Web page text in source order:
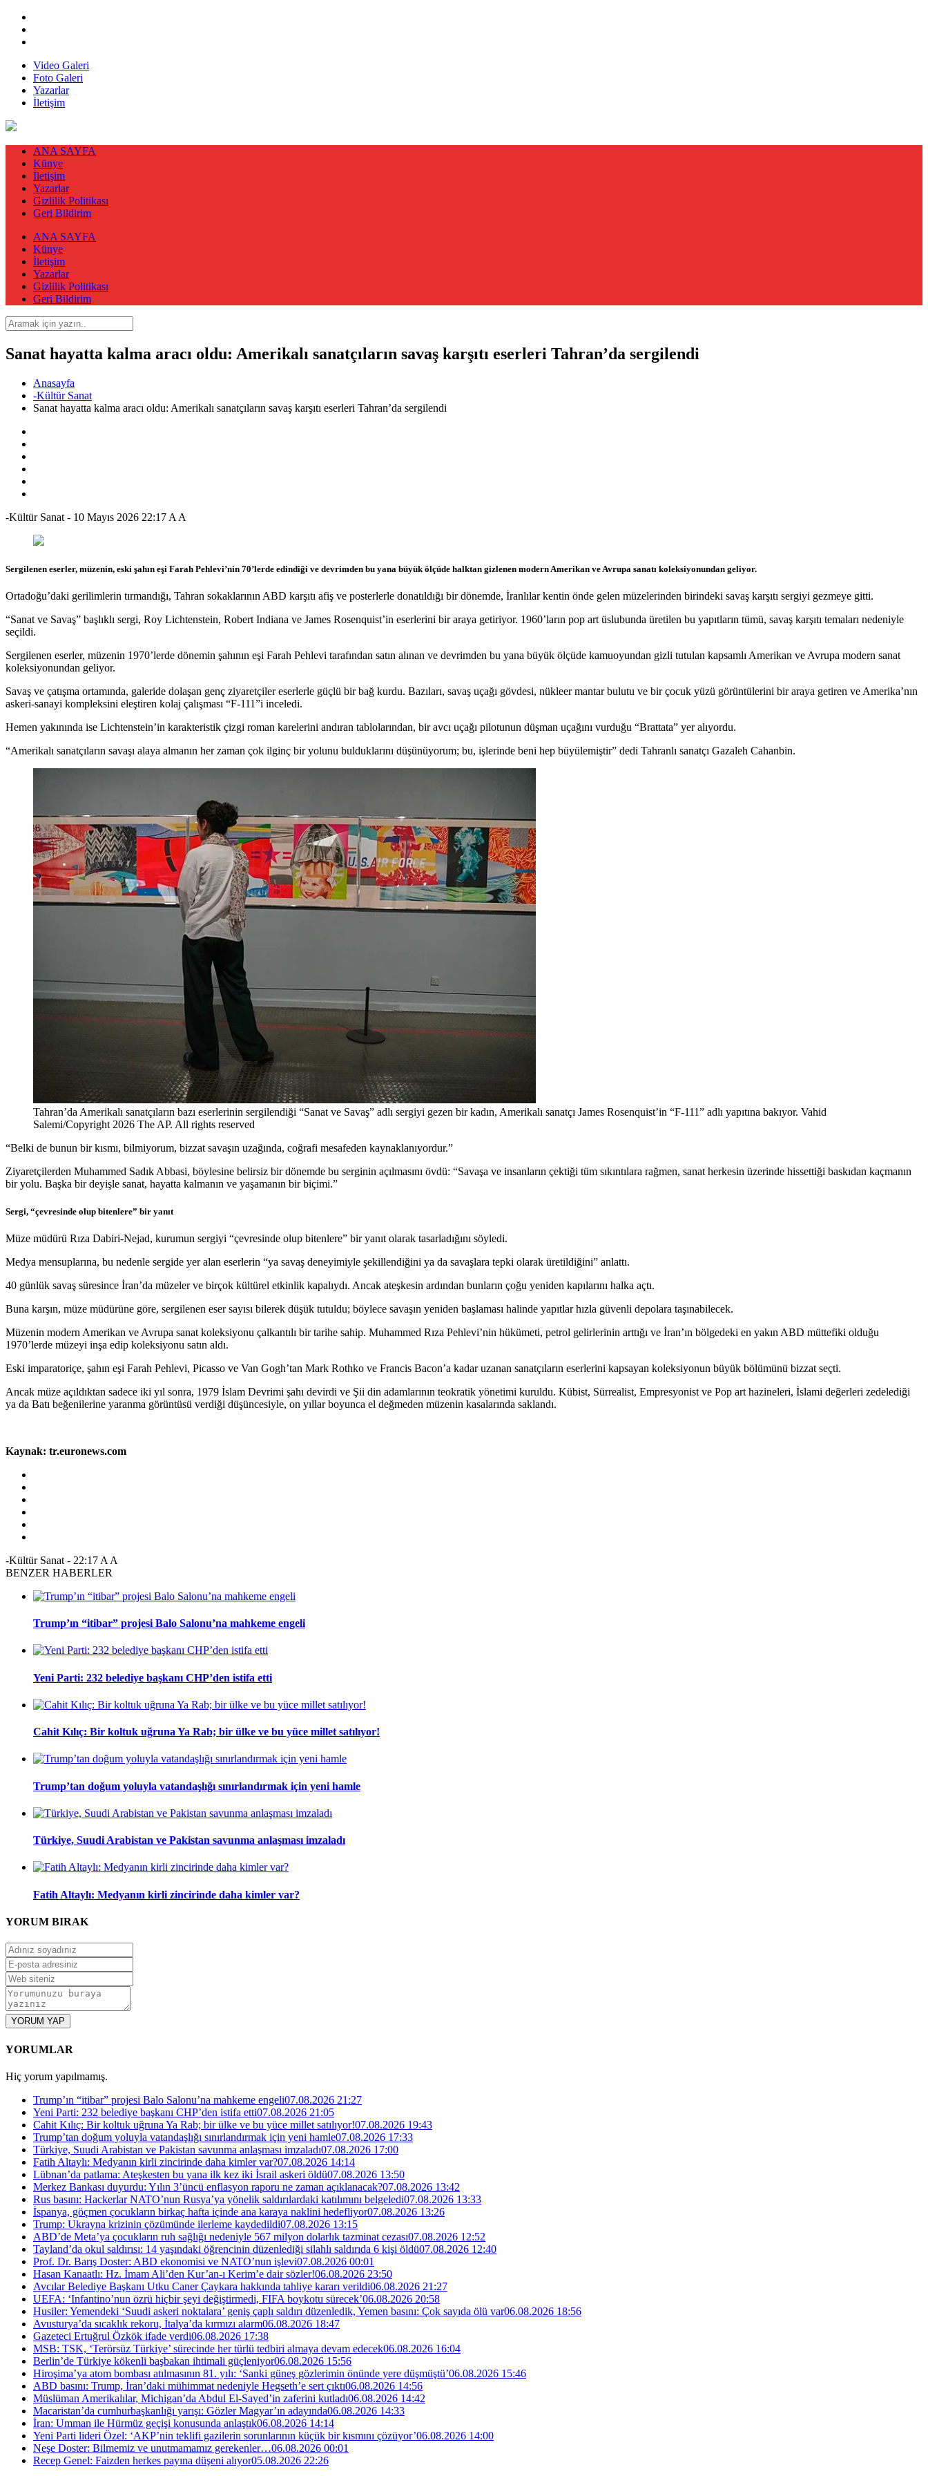
Video Galeri
Foto Galeri
Yazarlar
İletişim
ANA SAYFA
Künye
İletişim
Yazarlar
Gizlilik Politikası
Geri Bildirim
ANA SAYFA
Künye
İletişim
Yazarlar
Gizlilik Politikası
Geri Bildirim
Sanat hayatta kalma aracı oldu: Amerikalı sanatçıların savaş karşıtı eserleri Tahran’da sergilendi
Anasayfa
-Kültür Sanat
Sanat hayatta kalma aracı oldu: Amerikalı sanatçıların savaş karşıtı eserleri Tahran’da sergilendi
-Kültür Sanat - 10 Mayıs 2026 22:17 A A
Sergilenen eserler, müzenin, eski şahın eşi Farah Pehlevi’nin 70’lerde edindiği ve devrimden bu yana büyük ölçüde halktan gizlenen modern Amerikan ve Avrupa sanatı koleksiyonundan geliyor.
Ortadoğu’daki gerilimlerin tırmandığı, Tahran sokaklarının ABD karşıtı afiş ve posterlerle donatıldığı bir dönemde, İranlılar kentin önde gelen müzelerinden birindeki savaş karşıtı sergiyi gezmeye gitti.
“Sanat ve Savaş” başlıklı sergi, Roy Lichtenstein, Robert Indiana ve James Rosenquist’in eserlerini bir araya getiriyor. 1960’ların pop art üslubunda üretilen bu yapıtların tümü, savaş karşıtı temaları nedeniyle
seçildi.
Sergilenen eserler, müzenin 1970’lerde dönemin şahının eşi Farah Pehlevi tarafından satın alınan ve devrimden bu yana büyük ölçüde kamuoyundan gizli tutulan kapsamlı Amerikan ve Avrupa modern sanat
koleksiyonundan geliyor.
Savaş ve çatışma ortamında, galeride dolaşan genç ziyaretçiler eserlerle güçlü bir bağ kurdu. Bazıları, savaş uçağı gövdesi, nükleer mantar bulutu ve bir çocuk yüzü görüntülerini bir araya getiren ve Amerika’nın
askeri-sanayi kompleksini eleştiren kolaj çalışması “F-111”i inceledi.
Hemen yakınında ise Lichtenstein’in karakteristik çizgi roman karelerini andıran tablolarından, bir avcı uçağı pilotunun düşman uçağını vurduğu “Brattata” yer alıyordu.
“Amerikalı sanatçıların savaşı alaya almanın her zaman çok ilginç bir yolunu bulduklarını düşünüyorum; bu, işlerinde beni hep büyülemiştir” dedi Tahranlı sanatçı Gazaleh Cahanbin.
Tahran’da Amerikalı sanatçıların bazı eserlerinin sergilendiği “Sanat ve Savaş” adlı sergiyi gezen bir kadın, Amerikalı sanatçı James Rosenquist’in “F-111” adlı yapıtına bakıyor. Vahid
Salemi/Copyright 2026 The AP. All rights reserved
“Belki de bunun bir kısmı, bilmiyorum, bizzat savaşın uzağında, coğrafi mesafeden kaynaklanıyordur.”
Ziyaretçilerden Muhammed Sadık Abbasi, böylesine belirsiz bir dönemde bu serginin açılmasını övdü: “Savaşa ve insanların çektiği tüm sıkıntılara rağmen, sanat herkesin üzerinde hissettiği baskıdan kaçmanın
bir yolu. Başka bir deyişle sanat, hayatta kalmanın ve yaşamanın bir biçimi.”
Sergi, “çevresinde olup bitenlere” bir yanıt
Müze müdürü Rıza Dabiri-Nejad, kurumun sergiyi “çevresinde olup bitenlere” bir yanıt olarak tasarladığını söyledi.
Medya mensuplarına, bu nedenle sergide yer alan eserlerin “ya savaş deneyimiyle şekillendiğini ya da savaşlara tepki olarak üretildiğini” anlattı.
40 günlük savaş süresince İran’da müzeler ve birçok kültürel etkinlik kapalıydı. Ancak ateşkesin ardından bunların çoğu yeniden kapılarını halka açtı.
Buna karşın, müze müdürüne göre, sergilenen eser sayısı bilerek düşük tutuldu; böylece savaşın yeniden başlaması halinde yapıtlar hızla güvenli depolara taşınabilecek.
Müzenin modern Amerikan ve Avrupa sanat koleksiyonu çalkantılı bir tarihe sahip. Muhammed Rıza Pehlevi’nin hükümeti, petrol gelirlerinin arttığı ve İran’ın bölgedeki en yakın ABD müttefiki olduğu
1970’lerde müzeyi inşa edip koleksiyonu satın aldı.
Eski imparatoriçe, şahın eşi Farah Pehlevi, Picasso ve Van Gogh’tan Mark Rothko ve Francis Bacon’a kadar uzanan sanatçıların eserlerini kapsayan koleksiyonun büyük bölümünü bizzat seçti.
Ancak müze açıldıktan sadece iki yıl sonra, 1979 İslam Devrimi şahı devirdi ve Şii din adamlarının teokratik yönetimi kuruldu. Kübist, Sürrealist, Empresyonist ve Pop art hazineleri, İslami değerleri zedelediği
ya da Batı beğenilerine yaranma görüntüsü verdiği düşüncesiyle, on yıllar boyunca el değmeden müzenin kasalarında saklandı.
Kaynak: tr.euronews.com
-Kültür Sanat - 22:17 A A
BENZER HABERLER
Trump’ın “itibar” projesi Balo Salonu’na mahkeme engeli
Yeni Parti: 232 belediye başkanı CHP’den istifa etti
Cahit Kılıç: Bir koltuk uğruna Ya Rab; bir ülke ve bu yüce millet satılıyor!
Trump’tan doğum yoluyla vatandaşlığı sınırlandırmak için yeni hamle
Türkiye, Suudi Arabistan ve Pakistan savunma anlaşması imzaladı
Fatih Altaylı: Medyanın kirli zincirinde daha kimler var?
YORUM BIRAK
YORUM YAP
YORUMLAR
Hiç yorum yapılmamış.
Trump’ın “itibar” projesi Balo Salonu’na mahkeme engeli07.08.2026 21:27
Yeni Parti: 232 belediye başkanı CHP’den istifa etti07.08.2026 21:05
Cahit Kılıç: Bir koltuk uğruna Ya Rab; bir ülke ve bu yüce millet satılıyor!07.08.2026 19:43
Trump’tan doğum yoluyla vatandaşlığı sınırlandırmak için yeni hamle07.08.2026 17:33
Türkiye, Suudi Arabistan ve Pakistan savunma anlaşması imzaladı07.08.2026 17:00
Fatih Altaylı: Medyanın kirli zincirinde daha kimler var?07.08.2026 14:14
Lübnan’da patlama: Ateşkesten bu yana ilk kez iki İsrail askeri öldü07.08.2026 13:50
Merkez Bankası duyurdu: Yılın 3’üncü enflasyon raporu ne zaman açıklanacak?07.08.2026 13:42
Rus basını: Hackerlar NATO’nun Rusya’ya yönelik saldırılardaki katılımını belgeledi07.08.2026 13:33
İspanya, göçmen çocukların birkaç hafta içinde ana karaya naklini hedefliyor07.08.2026 13:26
Trump: Ukrayna krizinin çözümünde ilerleme kaydedildi07.08.2026 13:15
ABD’de Meta’ya çocukların ruh sağlığı nedeniyle 567 milyon dolarlık tazminat cezası07.08.2026 12:52
Tayland’da okul saldırısı: 14 yaşındaki öğrencinin düzenlediği silahlı saldırıda 6 kişi öldü07.08.2026 12:40
Prof. Dr. Barış Doster: ABD ekonomisi ve NATO’nun işlevi07.08.2026 00:01
Hasan Kanaatlı: Hz. İmam Ali’den Kur’an-ı Kerim’e dair sözler!06.08.2026 23:50
Avcılar Belediye Başkanı Utku Caner Çaykara hakkında tahliye kararı verildi06.08.2026 21:27
UEFA: ‘Infantino’nun özrü hiçbir şeyi değiştirmedi, FIFA boykotu sürecek’06.08.2026 20:58
Husiler: Yemendeki ‘Suudi askeri noktalara’ geniş çaplı saldırı düzenledik, Yemen basını: Çok sayıda ölü var06.08.2026 18:56
Avusturya’da sıcaklık rekoru, İtalya’da kırmızı alarm06.08.2026 18:47
Gazeteci Ertuğrul Özkök ifade verdi06.08.2026 17:38
MSB: TSK, ‘Terörsüz Türkiye’ sürecinde her türlü tedbiri almaya devam edecek06.08.2026 16:04
Berlin’de Türkiye kökenli başbakan ihtimali güçleniyor06.08.2026 15:56
Hiroşima’ya atom bombası atılmasının 81. yılı: ‘Sanki güneş gözlerimin önünde yere düşmüştü’06.08.2026 15:46
ABD basını: Trump, İran’daki mühimmat nedeniyle Hegseth’e sert çıktı06.08.2026 14:56
Müslüman Amerikalılar, Michigan’da Abdul El-Sayed’in zaferini kutladı06.08.2026 14:42
Macaristan’da cumhurbaşkanlığı yarışı: Gözler Magyar’ın adayında06.08.2026 14:33
İran: Umman ile Hürmüz geçişi konusunda anlaştık06.08.2026 14:14
Yeni Parti lideri Özel: ‘AKP’nin teklifi gazilerin sorunlarının küçük bir kısmını çözüyor’06.08.2026 14:00
Neşe Doster: Bilmemiz ve unutmamamız gerekenler…06.08.2026 00:01
Recep Genel: Faizden herkes payına düşeni alıyor05.08.2026 22:26